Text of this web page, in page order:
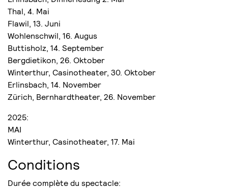
Thal, 4. Mai
Flawil, 13. Juni
Wohlenschwil, 16. Augus
Buttisholz, 14. September
Bergdietikon, 26. Oktober
Winterthur, Casinotheater, 30. Oktober
Erlinsbach, 14. November
Zürich, Bernhardtheater, 26. November
2025:
MAI
Winterthur, Casinotheater, 17. Mai
Conditions
Durée complète du spectacle: